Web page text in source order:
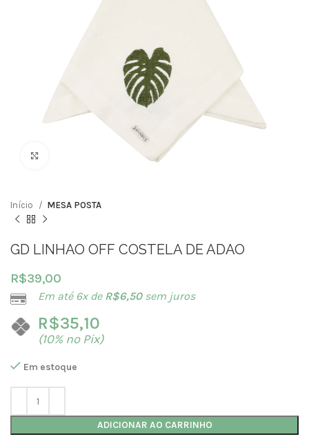
Início MESA POSTA
GD LINHAO OFF COSTELA DE ADAO
R$39,00
Em até 6x de R$6,50sem juros
R$35,10
(10% no Pix)
Em estoque
ADICIONAR AO CARRINHO